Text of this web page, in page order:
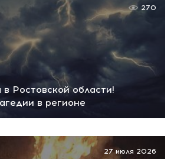
Ростовской области!
в регионе
270
27 июля 2026